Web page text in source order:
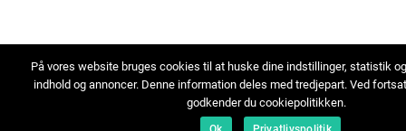
På vores website bruges cookies til at huske dine indstillinger, statistik
indhold og annoncer. Denne information deles med tredjepart. Ved
godkender du cookiepolitikken.